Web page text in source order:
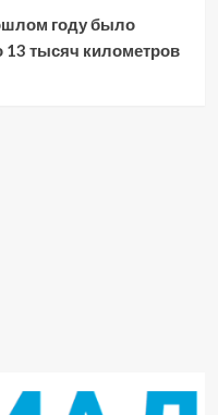
году было
13 тысяч километров